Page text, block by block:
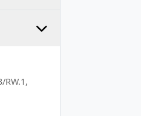
RW.1,